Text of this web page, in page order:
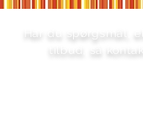
Har du spørgsmål,
tilbud, så